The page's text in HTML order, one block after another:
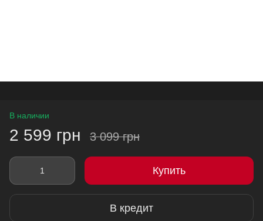
В наличии
2 599 грн 3 099 грн
Купить
В кредит